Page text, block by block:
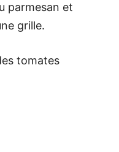
parmesan et
grille.
tomates